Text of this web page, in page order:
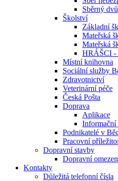
Sběrný
Školství
Základní
Mateřská
Mateřská
HRÁŠCI -
Místní knihovna
Sociální služby
Zdravotnictví
Veterinární péče
Česká Pošta
Doprava
Aplikace
Informační
Podnikatelé v
Pracovní
Dopravní stavby
Dopravní
Kontakty
Důležitá telefonní čísla